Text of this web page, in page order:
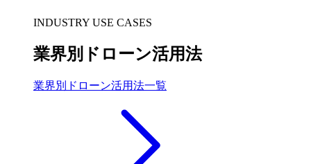
INDUSTRY USE CASES
業界別ドローン活用法
業界別ドローン活用法一覧